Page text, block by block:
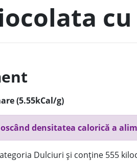
(5.55kCal/g)
densitatea calorică a
Dulciuri și conține 555